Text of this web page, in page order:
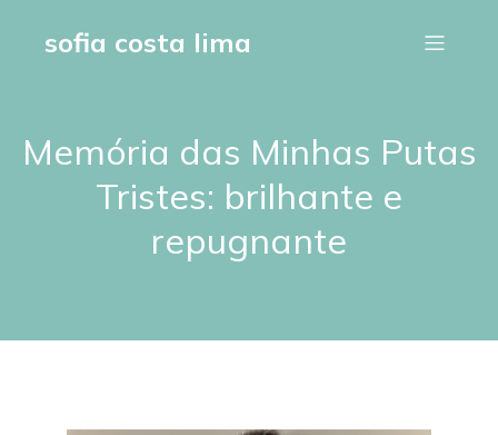
sofia costa lima
Memória das Minhas Putas
Tristes: brilhante e
repugnante